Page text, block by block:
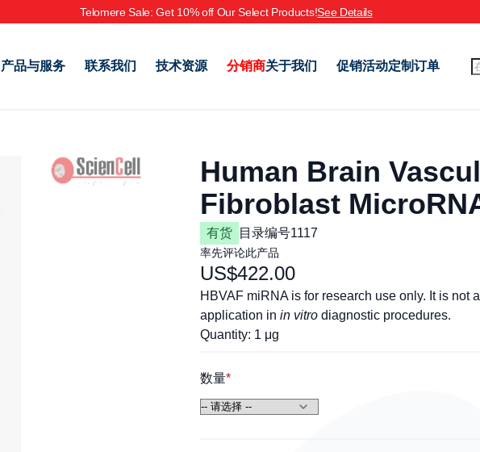
Telomere Sale: Get 10% off Our Select Products!See Details
产品与服务 联系我们 技术资源 分销商关于我们 促销活动定制订单
Human Brain
Fibroblast
有货 目录编号1117
率先评论此产品
US$422.00
HBVAF miRNA is for research use only. It is not
application in in vitro diagnostic procedures.
Quantity: 1 μg
数量